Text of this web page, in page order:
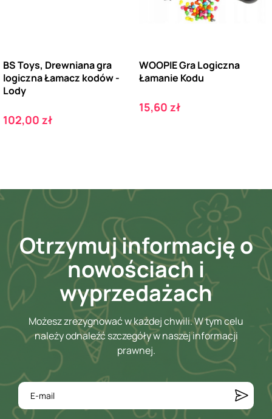
BS Toys, Drewniana gra
logiczna Łamacz kodów -
Lody
Cena
102,00 zł
WOOPIE Gra Logiczna
Łamanie Kodu
Cena
15,60 zł
Otrzymuj informację o
nowościach i
wyprzedażach
Możesz zrezygnować w każdej chwili. W tym celu
należy odnaleźć szczegóły w naszej informacji
prawnej.